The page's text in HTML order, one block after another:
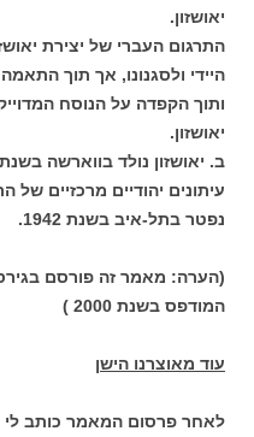
יאושזון.
התרגום העברי של יצירת
היידי ולסגנונו, אך תוך
ותוך הקפדה על הנוסח
יאושזון.
עיתונים יהודיים מרכזיים
נפטר בתל-איב בשנת 1942.
(הערה: מאמר זה פורסם
המודפס בשנת 2000 )
עוד מאוצרנו הישן
לאחר פרסום המאמר כותב לי